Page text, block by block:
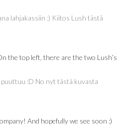
lahjakassiin :) Kiitos Lush tästä
the top left, there are the two Lush’s
:D No nyt tästä kuvasta
And hopefully we see soon :)